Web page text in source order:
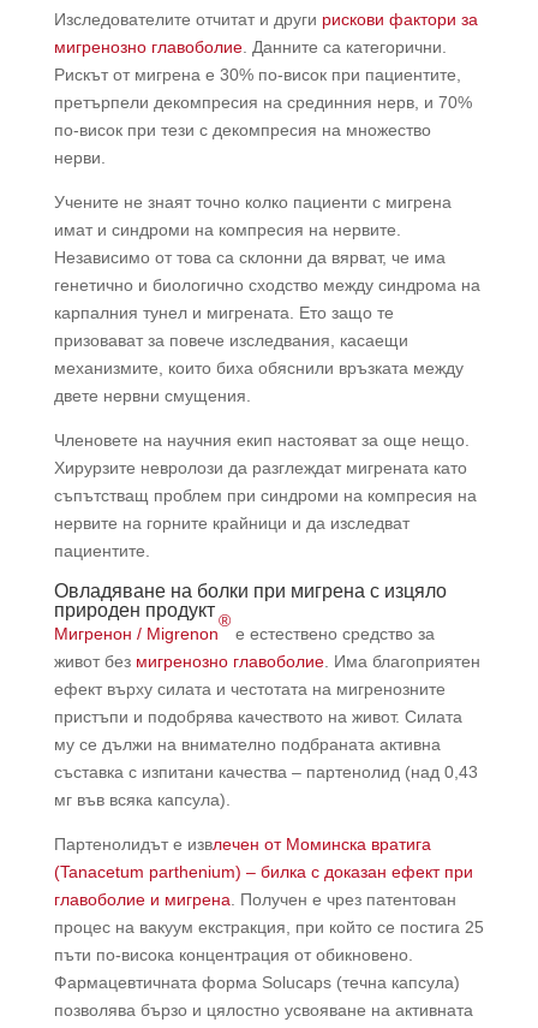
Изследователите отчитат и други рискови фактори за
мигренозно главоболие. Данните са категорични.
Рискът от мигрена е 30% по-висок при пациентите,
претърпели декомпресия на срединния нерв, и 70%
по-висок при тези с декомпресия на множество
нерви.
Учените не знаят точно колко пациенти с мигрена
имат и синдроми на компресия на нервите.
Независимо от това са склонни да вярват, че има
генетично и биологично сходство между синдрома на
карпалния тунел и мигрената. Ето защо те
призовават за повече изследвания, касаещи
механизмите, които биха обяснили връзката между
двете нервни смущения.
Членовете на научния екип настояват за още нещо.
Хирурзите невролози да разглеждат мигрената като
съпътстващ проблем при синдроми на компресия на
нервите на горните крайници и да изследват
пациентите.
Овладяване на болки при мигрена с изцяло
природен продукт
Мигренон / Migrenon
®
e естествено средство за
живот без мигренозно главоболие. Има благоприятен
ефект върху силата и честотата на мигренозните
пристъпи и подобрява качеството на живот. Силата
му се дължи на внимателно подбраната активна
съставка с изпитани качества – партенолид (над 0,43
мг във всяка капсула).
Партенолидът е извлечен от Моминска вратига
(Tanacetum parthenium) – билка с доказан ефект при
главоболие и мигрена . Получен е чрез патентован
процес на вакуум екстракция, при който се постига 25
пъти по-висока концентрация от обикновено.
Фармацевтичната форма Solucaps (течна капсула)
позволява бързо и цялостно усвояване на активната